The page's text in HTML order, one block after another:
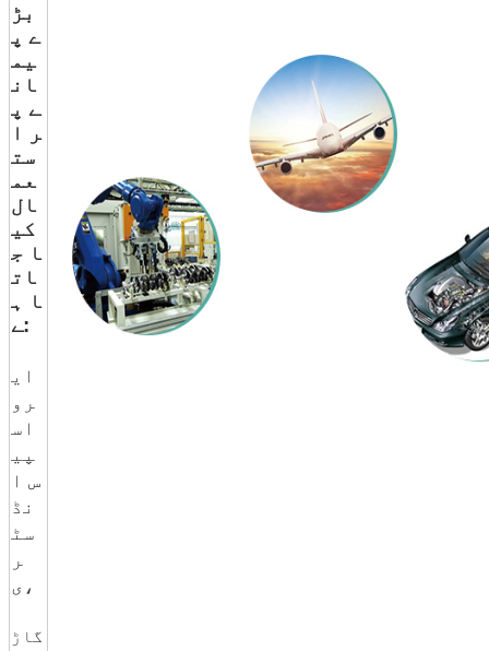
بڑ
ے پ
یم
ان
ے پ
ر ا
ست
عم
ال
کی
ا ج
ات
ا ہ
ے:
ای
رو
اس
پی
س ا
نڈ
سٹ
ر
ی،
گاڑ